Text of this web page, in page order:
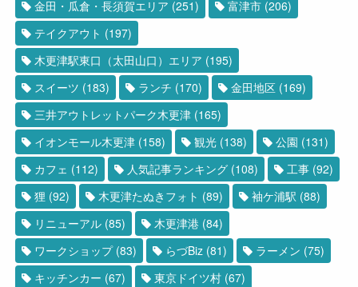
金田・瓜倉・長須賀エリア (251) 富津市 (206)
テイクアウト (197)
木更津駅東口（太田山口）エリア (195)
スイーツ (183) ランチ (170) 金田地区 (169)
三井アウトレットパーク木更津 (165)
イオンモール木更津 (158) 観光 (138) 公園 (131)
カフェ (112) 人気記事ランキング (108) 工事 (92)
狸 (92) 木更津たぬきフォト (89) 袖ケ浦駅 (88)
リニューアル (85) 木更津港 (84)
ワークショップ(83) らづBiz (81) ラーメン (75)
キッチンカー (67) 東京ドイツ村 (67)